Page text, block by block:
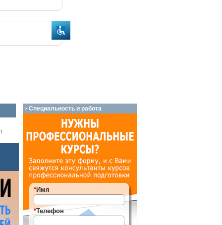
Специальность и работа
*Имя
*Телефон